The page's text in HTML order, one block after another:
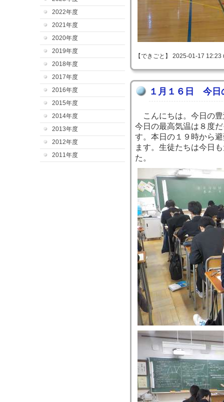
2022年度
2021年度
2020年度
2019年度
2018年度
2017年度
2016年度
2015年度
2014年度
2013年度
2012年度
2011年度
【できごと】 2025-01-17
１月１６日 今日
こんにちは。今日の豊
今日の最高気温は８度
す。本日の１９時から
ます。生徒たちは今日
た。